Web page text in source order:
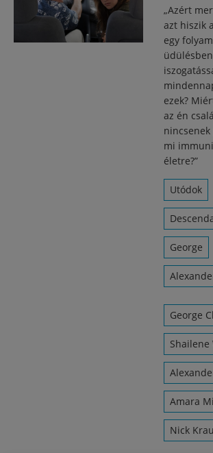
„Azért
azt hiszik
egy
ezek?
az én
mi
életre?”
Utódok
George
George
Shailene
Amara
Nick